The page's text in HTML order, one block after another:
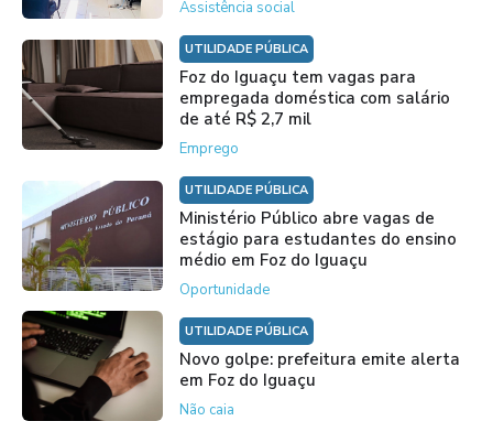
Assistência social
UTILIDADE PÚBLICA
Foz do Iguaçu tem vagas para
empregada doméstica com salário
de até R$ 2,7 mil
Emprego
UTILIDADE PÚBLICA
Ministério Público abre vagas de
estágio para estudantes do ensino
médio em Foz do Iguaçu
Oportunidade
UTILIDADE PÚBLICA
Novo golpe: prefeitura emite alerta
em Foz do Iguaçu
Não caia